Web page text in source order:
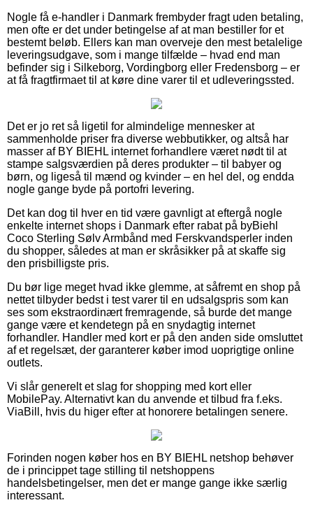
Nogle få e-handler i Danmark frembyder fragt uden betaling,
men ofte er det under betingelse af at man bestiller for et
bestemt beløb. Ellers kan man overveje den mest betalelige
leveringsudgave, som i mange tilfælde – hvad end man
befinder sig i Silkeborg, Vordingborg eller Fredensborg – er
at få fragtfirmaet til at køre dine varer til et udleveringssted.
Det er jo ret så ligetil for almindelige mennesker at
sammenholde priser fra diverse webbutikker, og altså har
masser af BY BIEHL internet forhandlere været nødt til at
stampe salgsværdien på deres produkter – til babyer og
børn, og ligeså til mænd og kvinder – en hel del, og endda
nogle gange byde på portofri levering.
Det kan dog til hver en tid være gavnligt at eftergå nogle
enkelte internet shops i Danmark efter rabat på byBiehl
Coco Sterling Sølv Armbånd med Ferskvandsperler inden
du shopper, således at man er skråsikker på at skaffe sig
den prisbilligste pris.
Du bør lige meget hvad ikke glemme, at såfremt en shop på
nettet tilbyder bedst i test varer til en udsalgspris som kan
ses som ekstraordinært fremragende, så burde det mange
gange være et kendetegn på en snydagtig internet
forhandler. Handler med kort er på den anden side omsluttet
af et regelsæt, der garanterer køber imod uoprigtige online
outlets.
Vi slår generelt et slag for shopping med kort eller
MobilePay. Alternativt kan du anvende et tilbud fra f.eks.
ViaBill, hvis du higer efter at honorere betalingen senere.
Forinden nogen køber hos en BY BIEHL netshop behøver
de i princippet tage stilling til netshoppens
handelsbetingelser, men det er mange gange ikke særlig
interessant.